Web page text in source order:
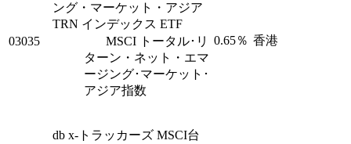
03035
ング・マーケット・アジア
TRN インデックス ETF
MSCI トータル･リ
ターン・ネット・エマ
ージング･マーケット･
アジア指数
0.65％ 香港
db x-トラッカーズ MSCI台